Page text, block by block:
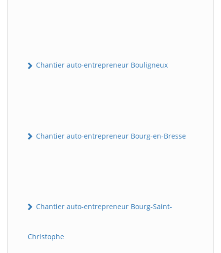
Chantier auto-entrepreneur Bouligneux
Chantier auto-entrepreneur Bourg-en-Bresse
Chantier auto-entrepreneur Bourg-Saint-
Christophe